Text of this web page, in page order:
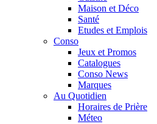
Maison et Déco
Santé
Etudes et Emplois
Conso
Jeux et Promos
Catalogues
Conso News
Marques
Au Quotidien
Horaires de Prière
Méteo